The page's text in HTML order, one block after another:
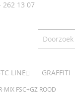
262 13 07
LINE GRAFFITI
MIX FSC+GZ ROOD